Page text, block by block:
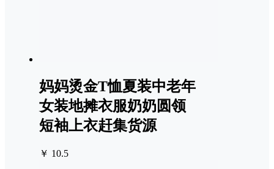
妈妈烫金T恤夏装中老年
女装地摊衣服奶奶圆领
短袖上衣赶集货源
￥ 10.5